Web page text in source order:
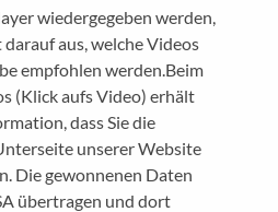
wiedergegeben werden,
aus, welche Videos
empfohlen werden.Beim
(Klick aufs Video) erhält
dass Sie die
unserer Website
Die gewonnenen Daten
übertragen und dort